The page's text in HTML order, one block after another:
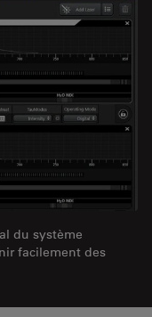
du système
facilement des